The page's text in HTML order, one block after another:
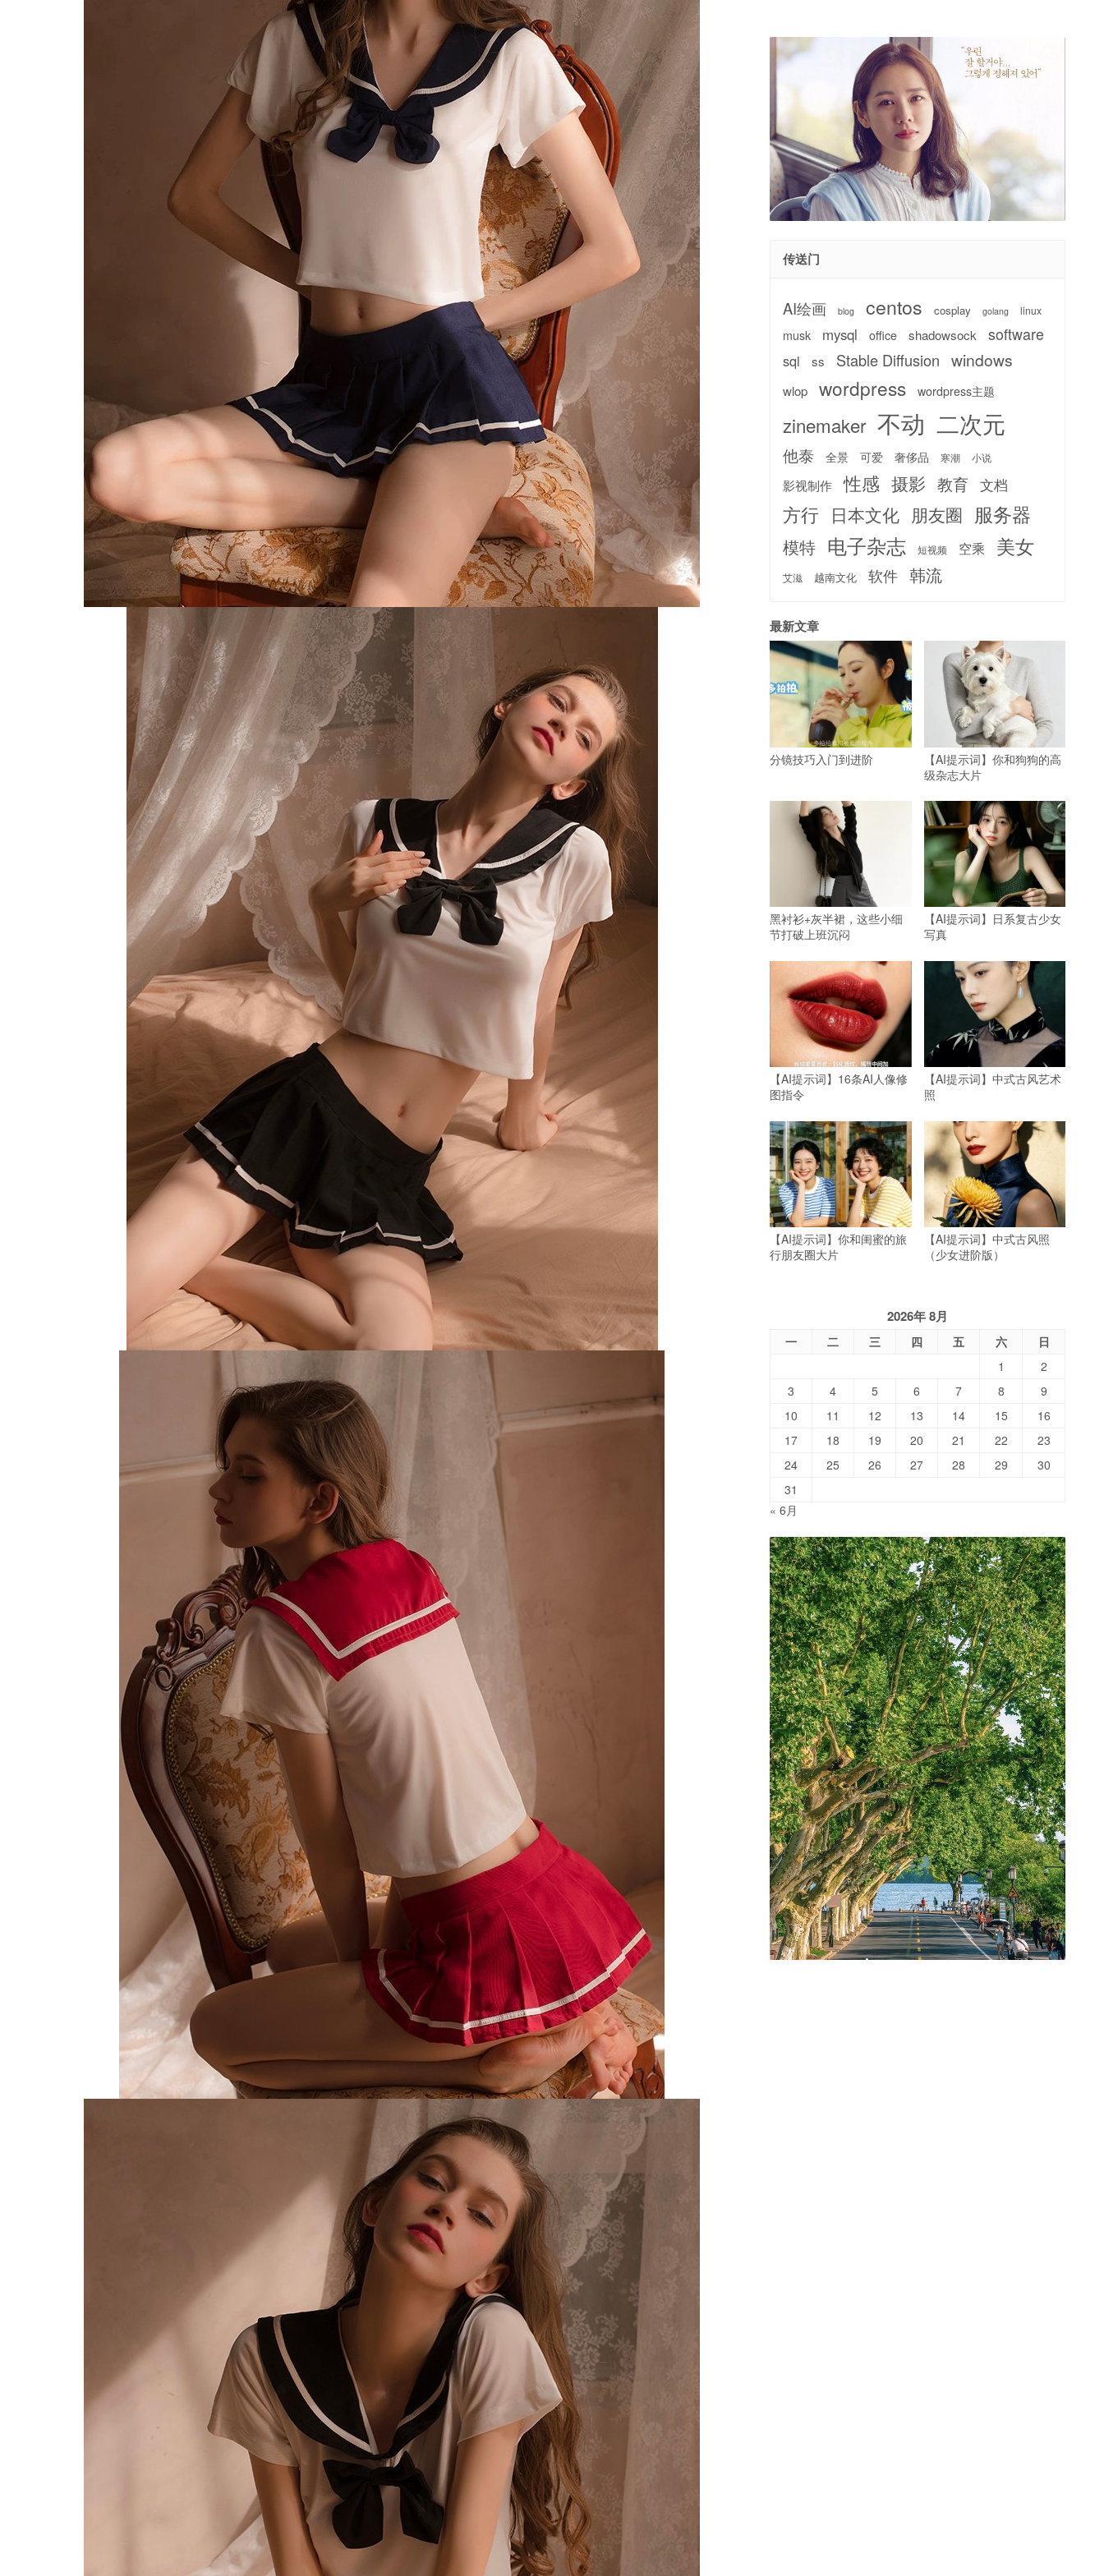
传送门
AI绘画 blog centos cosplay golang linux
musk mysql office shadowsock software
sql ss Stable Diffusion windows
wlop wordpress wordpress主题
zinemaker 不动 二次元
他泰 全景 可爱 奢侈品 寒潮 小说
影视制作 性感 摄影 教育 文档
方行 日本文化 朋友圈 服务器
模特 电子杂志 短视频 空乘 美女
艾滋 越南文化 软件 韩流
最新文章
分镜技巧入门到进阶
【AI提示词】你和狗狗的高
级杂志大片
黑衬衫+灰半裙，这些小细
节打破上班沉闷
【AI提示词】日系复古少女
写真
【AI提示词】16条AI人像修
图指令
【AI提示词】中式古风艺术
照
【AI提示词】你和闺蜜的旅
行朋友圈大片
【AI提示词】中式古风照
（少女进阶版）
2026年 8月
一 二 三 四 五 六
日
1
2
3
4 5 6 7 8
9
10
11 12 13 14 15
16
17
18 19 20 21 22
23
24
25 26 27 28 29
30
31
« 6月